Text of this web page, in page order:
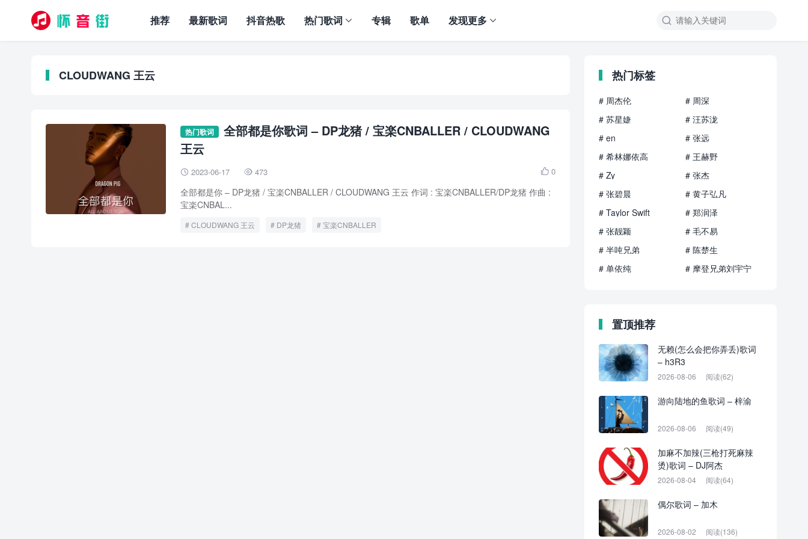

推荐 最新歌词 抖音热歌 热门歌词 专辑 歌单 发现更多
CLOUDWANG 王云
热门歌词
全部都是你歌词 – DP龙猪 / 宝楽CNBALLER / CLOUDWANG
王云
 2023-06-17  473  0
全部都是你 – DP龙猪 / 宝楽CNBALLER / CLOUDWANG 王云 作词 : 宝楽CNBALLER/DP龙猪 作曲 :
宝楽CNBAL...
CLOUDWANG 王云 DP龙猪 宝楽CNBALLER
热门标签
# 周杰伦
# 周深
# 苏星婕
# 汪苏泷
# en
# 张远
# 希林娜依高
# 王赫野
# Zy
# 张杰
# 张碧晨
# 黄子弘凡
# Taylor Swift
# 郑润泽
# 张靓颖
# 毛不易
# 半吨兄弟
# 陈楚生
# 单依纯
# 摩登兄弟刘宇宁
置顶推荐
无赖(怎么会把你弄丢)歌词
– h3R3
2026-08-06 阅读(62)
游向陆地的鱼歌词 – 梓渝
2026-08-06 阅读(49)
加麻不加辣(三枪打死麻辣
烫)歌词 – DJ阿杰
2026-08-04 阅读(64)
偶尔歌词 – 加木
2026-08-02 阅读(136)